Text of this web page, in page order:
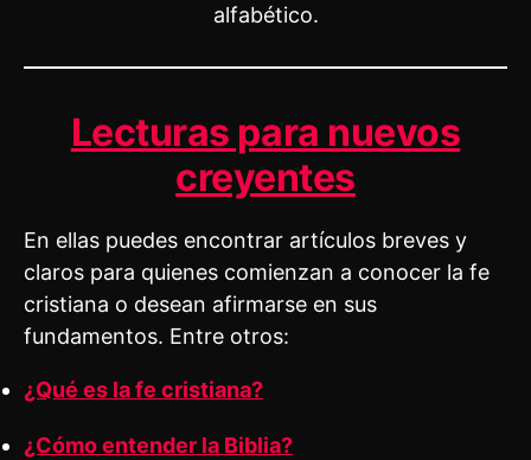
alfabético.
Lecturas para nuevos
creyentes
En ellas puedes encontrar artículos breves y
claros para quienes comienzan a conocer la fe
cristiana o desean afirmarse en sus
fundamentos. Entre otros:
¿Qué es la fe cristiana?
¿Cómo entender la Biblia?